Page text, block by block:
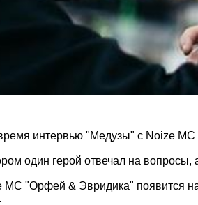
интервью "Медузы" с Noize
один герой отвечал на вопросы,
"Орфей & Эвридика" появится
.